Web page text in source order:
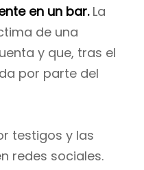
en un bar.La
de una
y que, tras el
por parte del
testigos y las
redes sociales.